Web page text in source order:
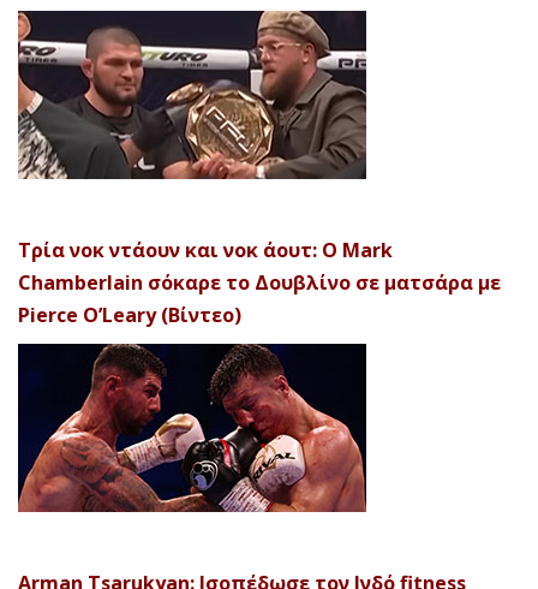
Τρία νοκ ντάουν και νοκ άουτ: Ο Mark
Chamberlain σόκαρε το Δουβλίνο σε ματσάρα με
Pierce O’Leary (Βίντεο)
Arman Tsarukyan: Ισοπέδωσε τον Ινδό fitness